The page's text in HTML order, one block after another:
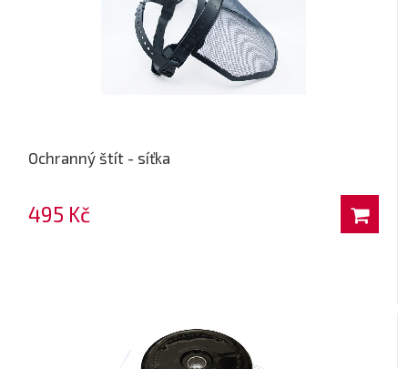
Ochranný štít - síťka
495 Kč